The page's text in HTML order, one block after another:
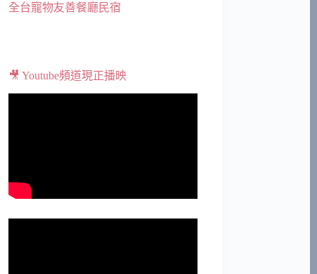
全台寵物友善餐廳民宿
🎥 Youtube頻道現正播映